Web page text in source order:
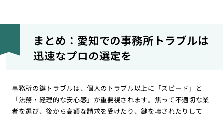
まとめ：愛知での事務所トラブルは
迅速なプロの選定を
事務所の鍵トラブルは、個人のトラブル以上に「スピード」と
「法務・経理的な安心感」が重要視されます。焦って不適切な業
者を選び、後から高額な請求を受けたり、鍵を壊されたりして